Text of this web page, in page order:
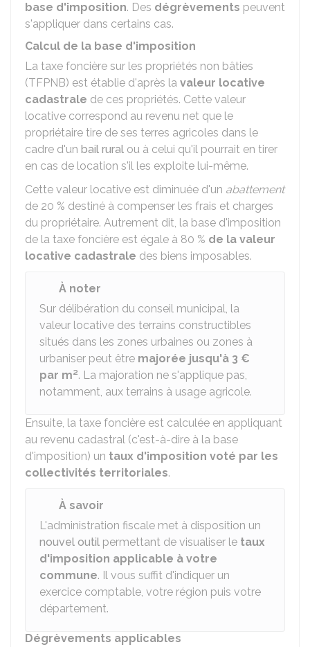
base d'imposition. Des dégrèvements peuvent
s'appliquer dans certains cas.
Calcul de la base d'imposition
La taxe foncière sur les propriétés non bâties
(TFPNB) est établie d'après la valeur locative
cadastrale de ces propriétés. Cette valeur
locative correspond au revenu net que le
propriétaire tire de ses terres agricoles dans le
cadre d'un bail rural ou à celui qu'il pourrait en tirer
en cas de location s'il les exploite lui-même.
Cette valeur locative est diminuée d'un abattement
de 20 % destiné à compenser les frais et charges
du propriétaire. Autrement dit, la base d'imposition
de la taxe foncière est égale à 80 % de la valeur
locative cadastrale des biens imposables.
À noter
Sur délibération du conseil municipal, la
valeur locative des terrains constructibles
situés dans les zones urbaines ou zones à
urbaniser peut être majorée jusqu'à 3 €
par m². La majoration ne s'applique pas,
notamment, aux terrains à usage agricole.
Ensuite, la taxe foncière est calculée en appliquant
au revenu cadastral (c'est-à-dire à la base
d'imposition) un taux d'imposition voté par les
collectivités territoriales.
À savoir
L'administration fiscale met à disposition un
nouvel outil permettant de visualiser le taux
d'imposition applicable à votre
commune. Il vous suffit d'indiquer un
exercice comptable, votre région puis votre
département.
Dégrèvements applicables